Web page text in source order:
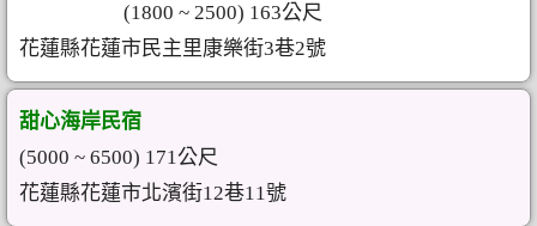
(1800 ~ 2500) 163公尺
花蓮縣花蓮市民主里康樂街3巷2號
甜心海岸民宿
(5000 ~ 6500) 171公尺
花蓮縣花蓮市北濱街12巷11號